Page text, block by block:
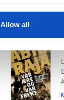
Allow all